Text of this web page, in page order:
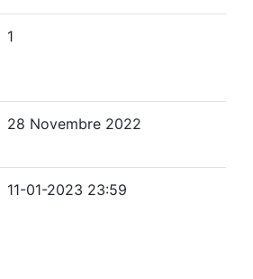
1
28 Novembre 2022
11-01-2023 23:59